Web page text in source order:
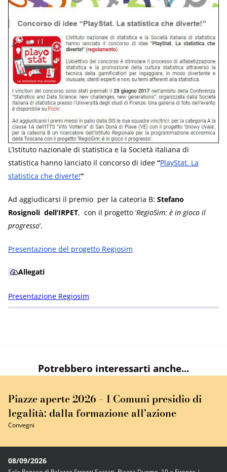
L’Istituto nazionale di statistica e la Società italiana di
statistica hanno lanciato il concorso di idee “PlayStat. La
statistica che diverte!“
Ad aggiudicarsi il premio per la cateoria B: Stefano
Rosignoli dell’IRPET, con il progetto ‘RegioSim: è in gioco il
progresso’.
Presentazione del progetto Regiosim
Allegati
Presentazione Regiosim
Potrebbero interessarti anche...
Piazze aperte 2026 – I Comuni presidio di
legalità: dalla formazione all’azione
Convegni
08/09/2026